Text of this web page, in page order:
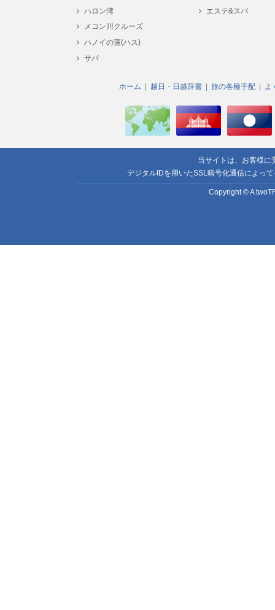
ハロン湾
メコン川クルーズ
ハノイの蓮(ハス)
サパ
エステ&スパ
ホーム 越日・日越辞書 旅の各種手配 よ
当サイトは、お客様に
デジタルIDを用いたSSL暗号化通信によっ
Copyright © A